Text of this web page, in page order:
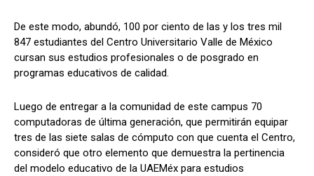
De este modo, abundó, 100 por ciento de las y los tres mil
847 estudiantes del Centro Universitario Valle de México
cursan sus estudios profesionales o de posgrado en
programas educativos de calidad.
Luego de entregar a la comunidad de este campus 70
computadoras de última generación, que permitirán equipar
tres de las siete salas de cómputo con que cuenta el Centro,
consideró que otro elemento que demuestra la pertinencia
del modelo educativo de la UAEMéx para estudios